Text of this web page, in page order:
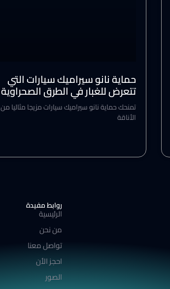
حماية نانو سيراميك سيارات التي
تتعرض للغبار في الطرق الصحراوية
تمنحك حماية نانو سيراميك سيارات مزيجا مثاليا من
الأناقة
روابط مفيدة
الرئيسية
من نحن
تواصل معنا
احجز الأن
الصور